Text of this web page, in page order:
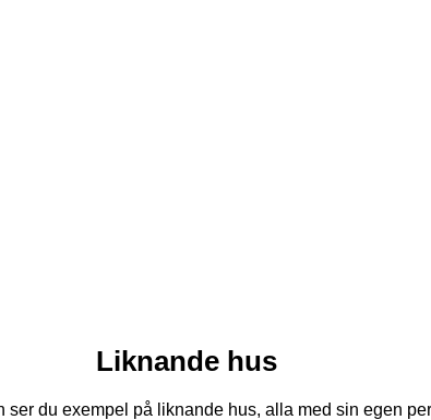
Liknande hus
du exempel på liknande hus, alla med sin egen